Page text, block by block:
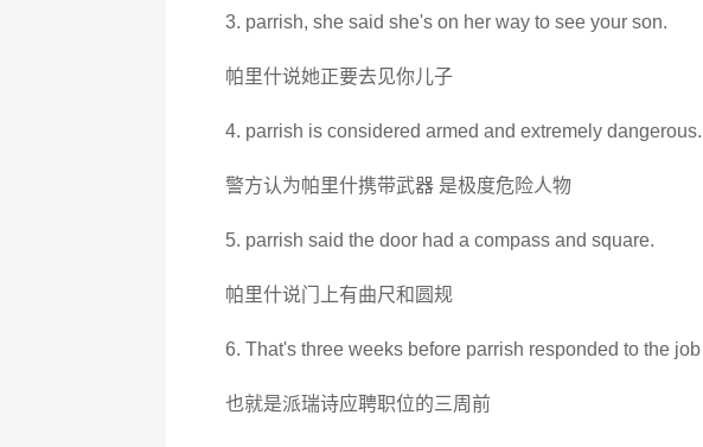
3. parrish, she said she's on her way to see your son.
帕里什说她正要去见你儿子
4. parrish is considered armed and extremely dangerous.
警方认为帕里什携带武器 是极度危险人物
5. parrish said the door had a compass and square.
帕里什说门上有曲尺和圆规
6. That's three weeks before parrish responded to the
也就是派瑞诗应聘职位的三周前